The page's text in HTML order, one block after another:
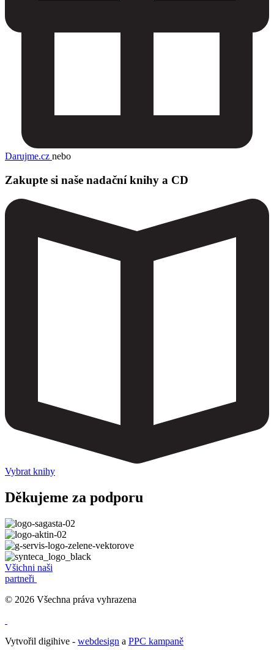
Darujme.cz nebo
Zakupte si naše nadační knihy a CD
Vybrat knihy
Děkujeme za podporu
Všichni naši
partneři
© 2026 Všechna práva vyhrazena
Vytvořil digihive - webdesign a PPC kampaně